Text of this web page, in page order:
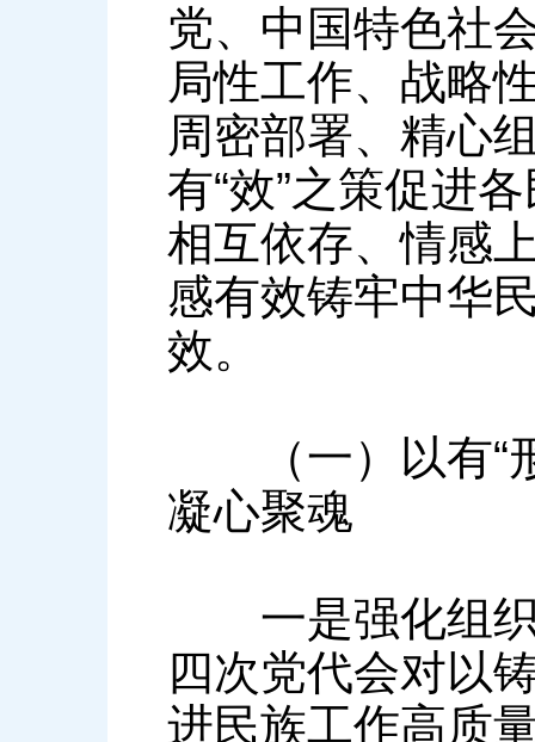
党、中国特色社
局性工作、战略
周密部署、精心
有“效”之策促进
相互依存、情感
感有效铸牢中华
效。
（一）以有“形
凝心聚魂
一是强化组织
四次党代会对以
进民族工作高质